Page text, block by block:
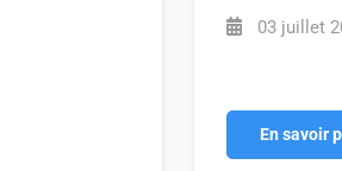
03 juillet
En savoir